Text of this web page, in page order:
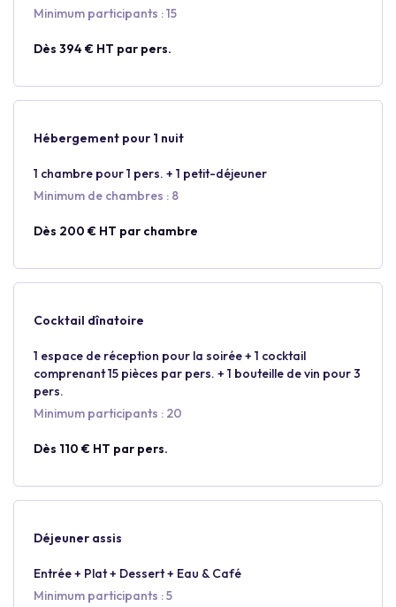
Minimum participants : 15
Dès 394 € HT par pers.
Hébergement pour 1 nuit
1 chambre pour 1 pers. + 1 petit-déjeuner
Minimum de chambres : 8
Dès 200 € HT par chambre
Cocktail dînatoire
1 espace de réception pour la soirée + 1 cocktail
comprenant 15 pièces par pers. + 1 bouteille de vin pour 3
pers.
Minimum participants : 20
Dès 110 € HT par pers.
Déjeuner assis
Entrée + Plat + Dessert + Eau & Café
Minimum participants : 5